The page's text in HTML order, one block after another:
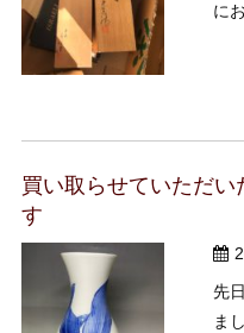
に
茶
計
く
買い取らせていただ
す
先
ま